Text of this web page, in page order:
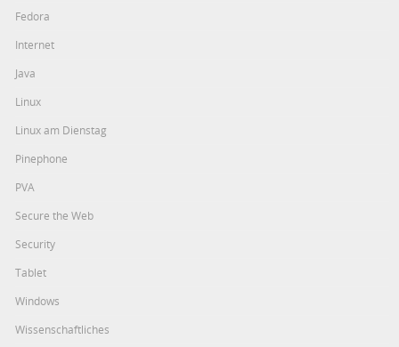
Fedora
Internet
Java
Linux
Linux am Dienstag
Pinephone
PVA
Secure the Web
Security
Tablet
Windows
Wissenschaftliches